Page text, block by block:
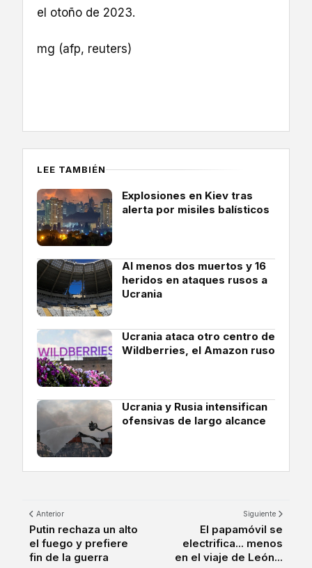
el otoño de 2023.
mg (afp, reuters)
LEE TAMBIÉN
Explosiones en Kiev tras
alerta por misiles balísticos
Al menos dos muertos y 16
heridos en ataques rusos a
Ucrania
Ucrania ataca otro centro de
Wildberries, el Amazon ruso
Ucrania y Rusia intensifican
ofensivas de largo alcance
Anterior
Putin rechaza un alto
el fuego y prefiere
fin de la guerra
Siguiente
El papamóvil se
electrifica... menos
en el viaje de León...